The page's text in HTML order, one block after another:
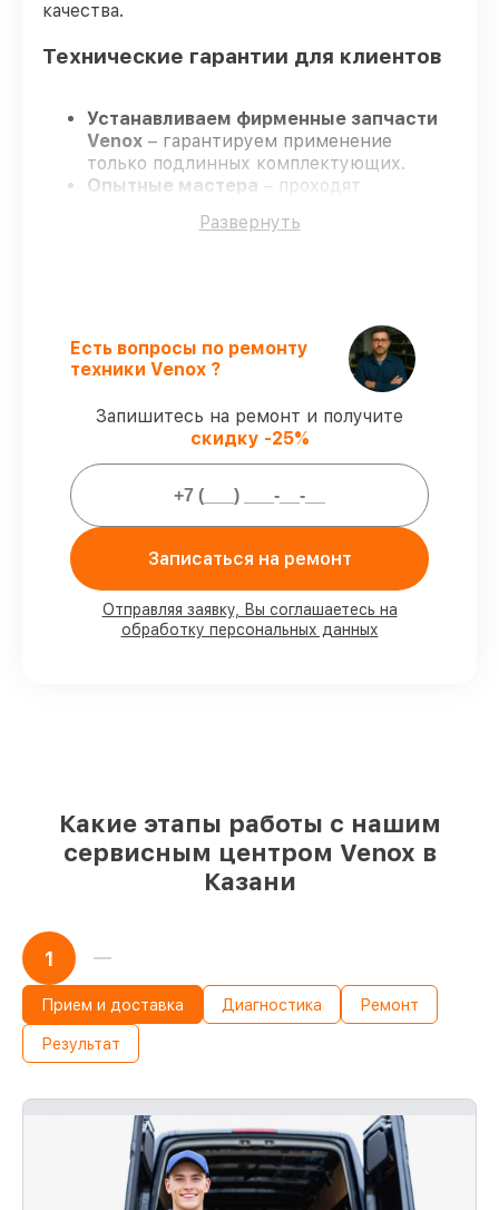
качества.
Технические гарантии для клиентов
Устанавливаем фирменные запчасти
Venox – гарантируем применение
только подлинных комплектующих.
Опытные мастера – проходят
качество выполняемых работ.
ремонтные услуги и комплектующие
защищены сервисной гарантией.
Мы гарантируем:
заказов закрываем в присутствии
90%
деталей Venox имеются на складе в
Казани, остальные доставляются быстро
проверенные реплики– для разного
бюджета
Развернуть
Есть вопросы по ремонту
техники Venox ?
Запишитесь на ремонт и получите
скидку -25%
Записаться на ремонт
Отправляя заявку, Вы соглашаетесь на
обработку персональных данных
Какие этапы работы с нашим
сервисным центром Venox в
Казани
1
Прием и доставка Диагностика Ремонт
Результат